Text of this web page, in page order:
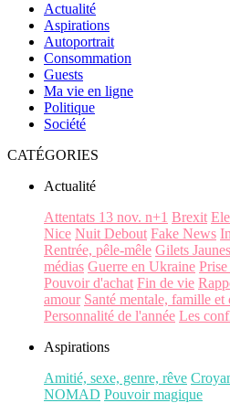
Actualité
Aspirations
Autoportrait
Consommation
Guests
Ma vie en ligne
Politique
Société
CATÉGORIES
Actualité
Attentats 13 nov. n+1 Brexit
Nice Nuit Debout Fake News
Rentrée, pêle-mêle Gilets Jaunes
médias Guerre en Ukraine
Pouvoir d'achat Fin de vie
amour Santé mentale, famille et
Personnalité de l'année Les
Aspirations
Amitié, sexe, genre, rêve
NOMAD Pouvoir magique